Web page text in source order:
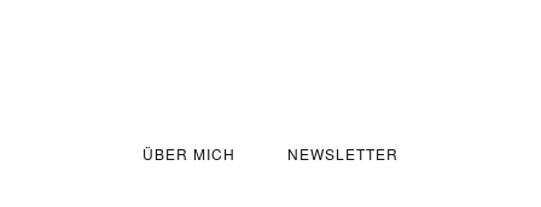
ÜBER MICH NEWSLETTER